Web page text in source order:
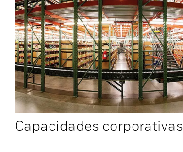
Capacidades corporativas